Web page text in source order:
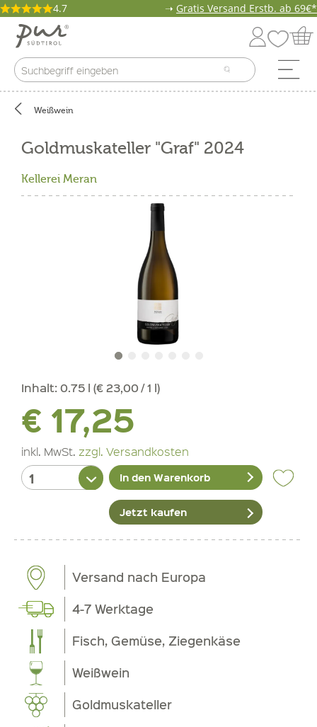
4.7 ➝ Gratis Versand Erstb. ab 69€*
Weißwein
Goldmuskateller "Graf" 2024
Kellerei Meran
Inhalt: 0.75 l (€ 23,00 / 1 l)
€ 17,25
inkl. MwSt. zzgl. Versandkosten
In den Warenkorb
Jetzt kaufen
Versand nach Europa
4-7 Werktage
Fisch, Gemüse, Ziegenkäse
Weißwein
Goldmuskateller